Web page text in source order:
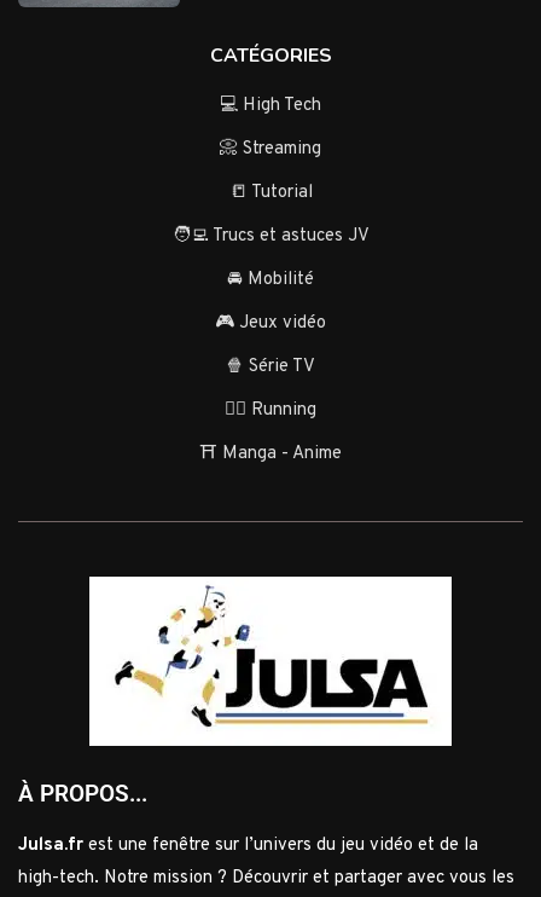
CATÉGORIES
💻 High Tech
📀 Streaming
📒 Tutorial
🧑‍💻 Trucs et astuces JV
🚘 Mobilité
🎮 Jeux vidéo
🍿 Série TV
🏃‍♂️ Running
⛩️ Manga - Anime
À PROPOS...
Julsa.fr est une fenêtre sur l’univers du jeu vidéo et de la
high-tech. Notre mission ? Découvrir et partager avec vous les